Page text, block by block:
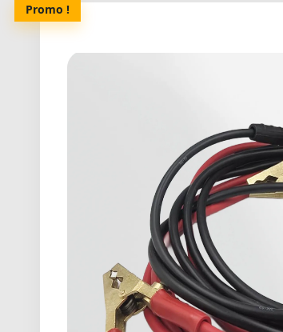
Promo !